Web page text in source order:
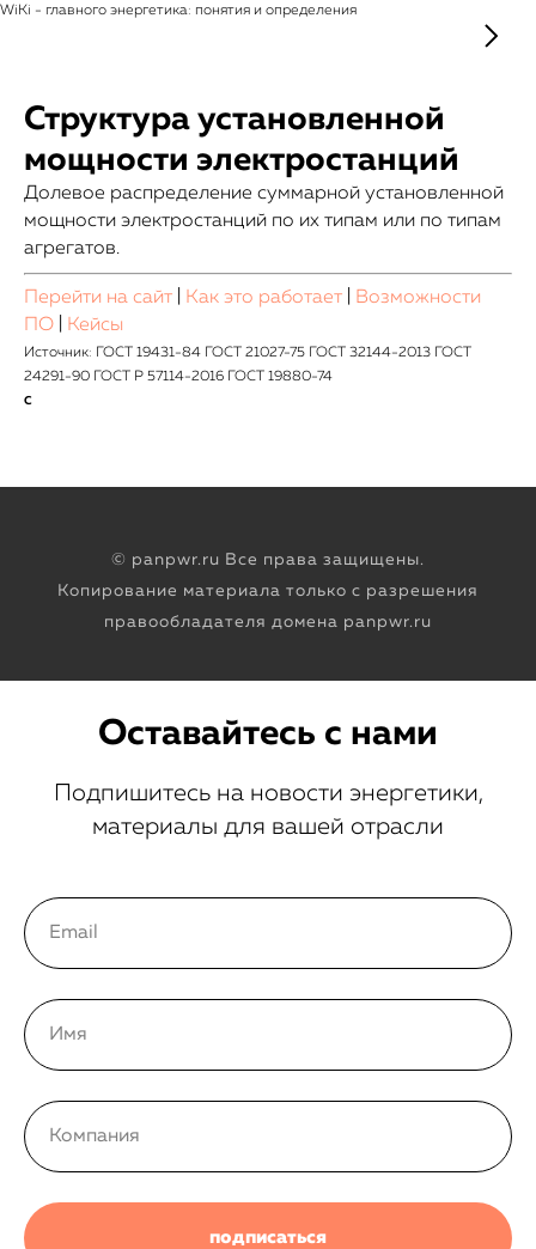
WiKi - главного энергетика: понятия и определения
Структура установленной
мощности электростанций
Долевое распределение суммарной установленной
мощности электростанций по их типам или по типам
агрегатов.
Перейти на сайт Как это работает
Возможности
ПО
Кейсы
Источник: ГОСТ 19431-84 ГОСТ 21027-75 ГОСТ 32144-2013 ГОСТ
24291-90 ГОСТ Р 57114-2016 ГОСТ 19880-74
С
© panpwr.ru Все права защищены.
Копирование материала только с разрешения
правообладателя домена panpwr.ru
Оставайтесь с нами
Подпишитесь на новости энергетики,
материалы для вашей отрасли
подписаться